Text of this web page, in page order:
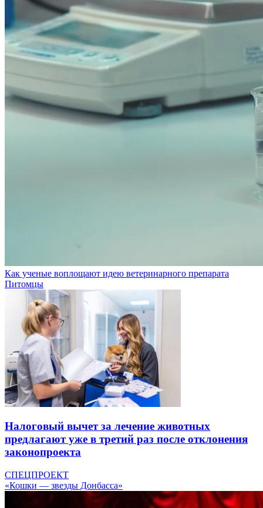
Как ученые воплощают идею ветеринарного препарата
Питомцы
Налоговый вычет за лечение животных
предлагают уже в третий раз после отклонения
законопроекта
СПЕЦПРОЕКТ
«Кошки — звезды Донбасса»